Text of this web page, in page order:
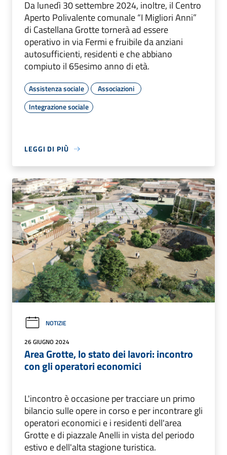
Da lunedì 30 settembre 2024, inoltre, il Centro
Aperto Polivalente comunale “I Migliori Anni”
di Castellana Grotte tornerà ad essere
operativo in via Fermi e fruibile da anziani
autosufficienti, residenti e che abbiano
compiuto il 65esimo anno di età.
Assistenza sociale
Associazioni
Integrazione sociale
LEGGI DI PIÙ
NOTIZIE
26 GIUGNO 2024
Area Grotte, lo stato dei lavori: incontro
con gli operatori economici
L'incontro è occasione per tracciare un primo
bilancio sulle opere in corso e per incontrare gli
operatori economici e i residenti dell'area
Grotte e di piazzale Anelli in vista del periodo
estivo e dell'alta stagione turistica.